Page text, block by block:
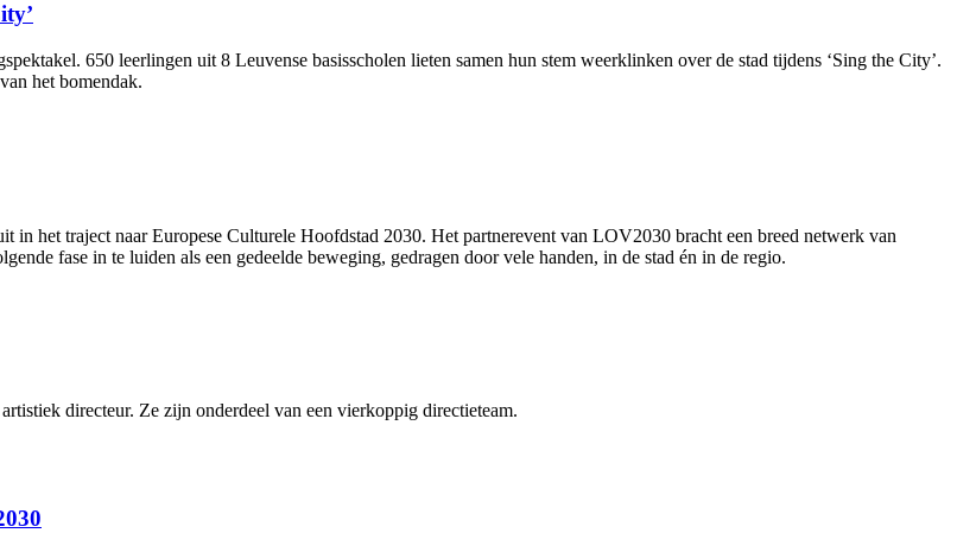
650 leerlingen uit 8 Leuvense basisscholen lieten samen hun stem weerklinken over de stad tijdens ‘Sing the City’.
het bomendak.
het traject naar Europese Culturele Hoofdstad 2030. Het partnerevent van LOV2030 bracht een breed netwerk van
fase in te luiden als een gedeelde beweging, gedragen door vele handen, in de stad én in de regio.
directeur. Ze zijn onderdeel van een vierkoppig directieteam.